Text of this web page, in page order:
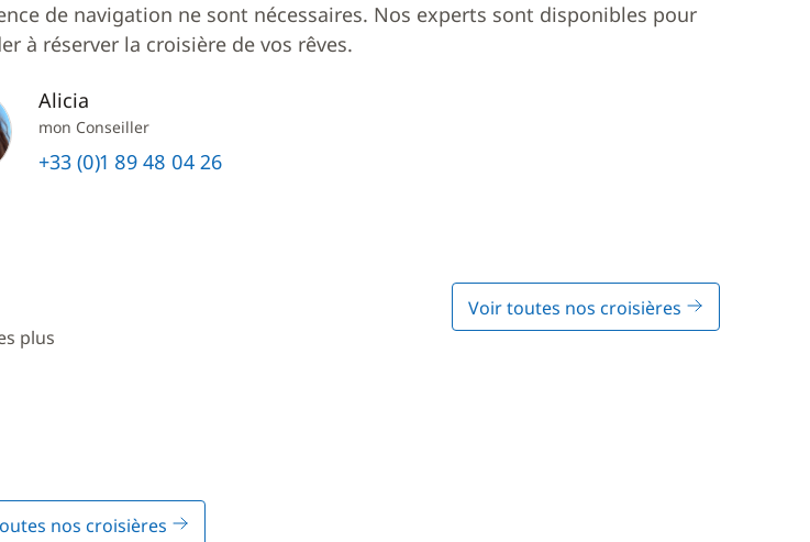
de navigation ne sont nécessaires. Nos experts sont disponibles pour
à réserver la croisière de vos rêves.
Alicia
mon Conseiller
+33 (0)1 89 48 04 26
plus
Voir toutes nos croisières
nos croisières